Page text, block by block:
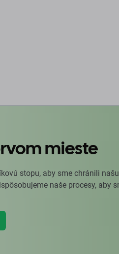
mieste
stopu, aby sme chránili
naše procesy, aby